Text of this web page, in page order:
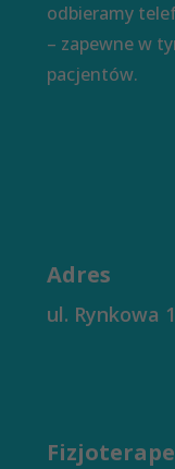
odbieramy
– zapewne w
pacjentów.
Adres
ul. Rynkowa